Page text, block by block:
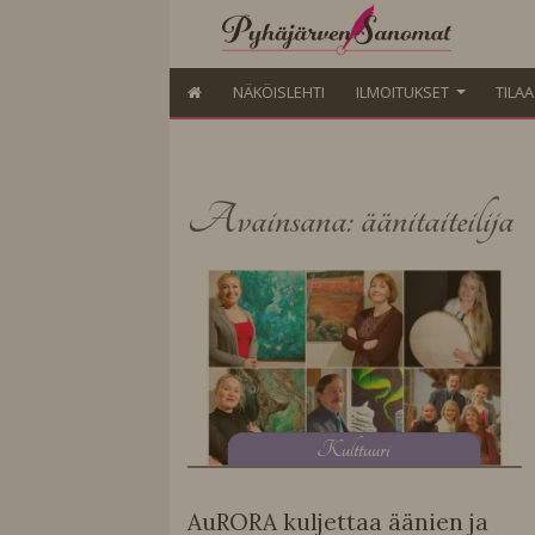
NÄKÖISLEHTI ILMOITUKSET
Avainsana: äänitaiteilija
Kulttuuri
AuRORA kuljettaa äänien ja